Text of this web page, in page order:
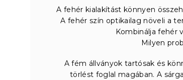
A fehér kialakítást könnyen
A fehér szín optikailag növeli a
Kombinálja fehér
Milyen
A fém állványok tartósak és
törlést foglal magában. A